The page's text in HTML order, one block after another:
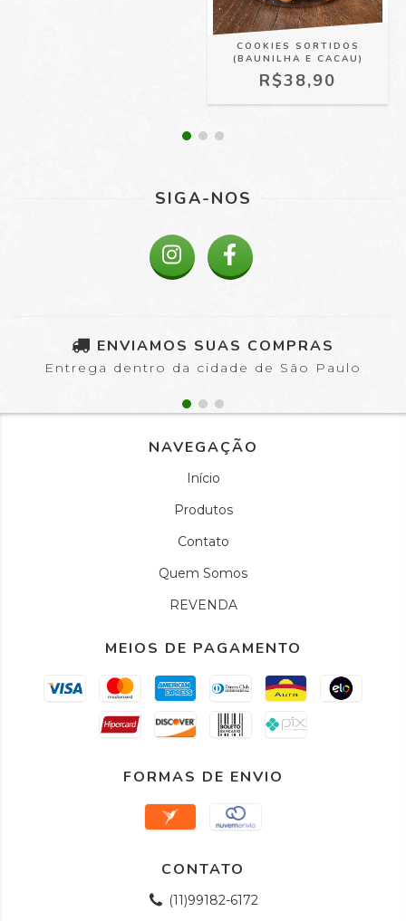
COOKIES SORTIDOS
(BAUNILHA E CACAU)
R$38,90
SIGA-NOS
ENVIAMOS SUAS COMPRAS
Entrega dentro da cidade de São Paulo
NAVEGAÇÃO
Início
Produtos
Contato
Quem Somos
REVENDA
MEIOS DE PAGAMENTO
FORMAS DE ENVIO
CONTATO
(11)99182-6172